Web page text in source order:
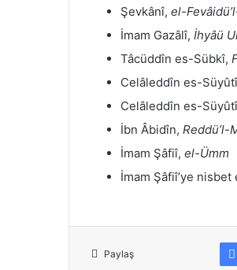
Şevkânî, el-
İmam Gazâlî, İhyâü
Tâcüddîn es-Sübkî,
Celâleddîn es-
Celâleddîn es-
İbn Âbidîn, Reddü’l-
İmam Şâfiî, el-Ümm
İmam Şâfiî’ye
Paylaş